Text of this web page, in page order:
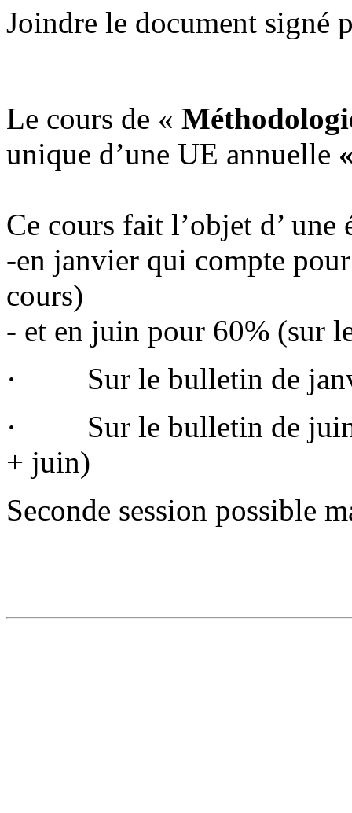
Joindre le document signé
Le cours de «
unique d’une UE annuelle
Ce cours fait l’objet d’
-en janvier qui compte
cours)
- et en juin pour 60% (sur
· Sur le bulletin de
· Sur le bulletin de juin
+ juin)
Seconde session possible